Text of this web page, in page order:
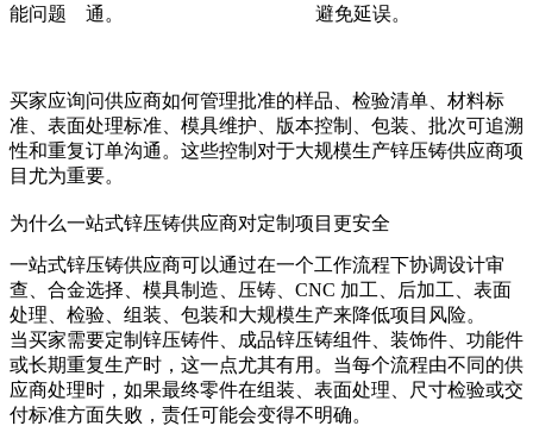
能问题
通。
避免延误。
买家应询问供应商如何管理批准的样品、检验清单、材料标
准、表面处理标准、模具维护、版本控制、包装、批次可追溯
性和重复订单沟通。这些控制对于大规模生产锌压铸供应商项
目尤为重要。
为什么一站式锌压铸供应商对定制项目更安全
一站式锌压铸供应商可以通过在一个工作流程下协调设计审
查、合金选择、模具制造、压铸、CNC 加工、后加工、表面
处理、检验、组装、包装和大规模生产来降低项目风险。
当买家需要定制锌压铸件、成品锌压铸组件、装饰件、功能件
或长期重复生产时，这一点尤其有用。当每个流程由不同的供
应商处理时，如果最终零件在组装、表面处理、尺寸检验或交
付标准方面失败，责任可能会变得不明确。